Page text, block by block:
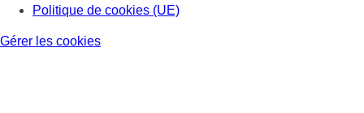
Politique de cookies (UE)
Gérer les cookies